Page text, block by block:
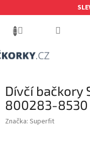
na
Dívčí bačkory
800283-8530
Značka: Superfit